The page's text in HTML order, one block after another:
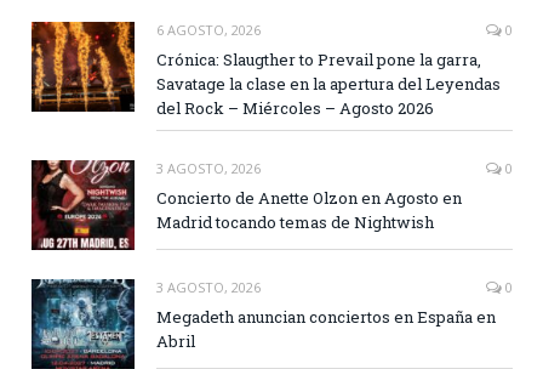
6 AGOSTO, 2026 0
Crónica: Slaugther to Prevail pone la garra,
Savatage la clase en la apertura del Leyendas
del Rock – Miércoles – Agosto 2026
3 AGOSTO, 2026 0
Concierto de Anette Olzon en Agosto en
Madrid tocando temas de Nightwish
3 AGOSTO, 2026 0
Megadeth anuncian conciertos en España en
Abril